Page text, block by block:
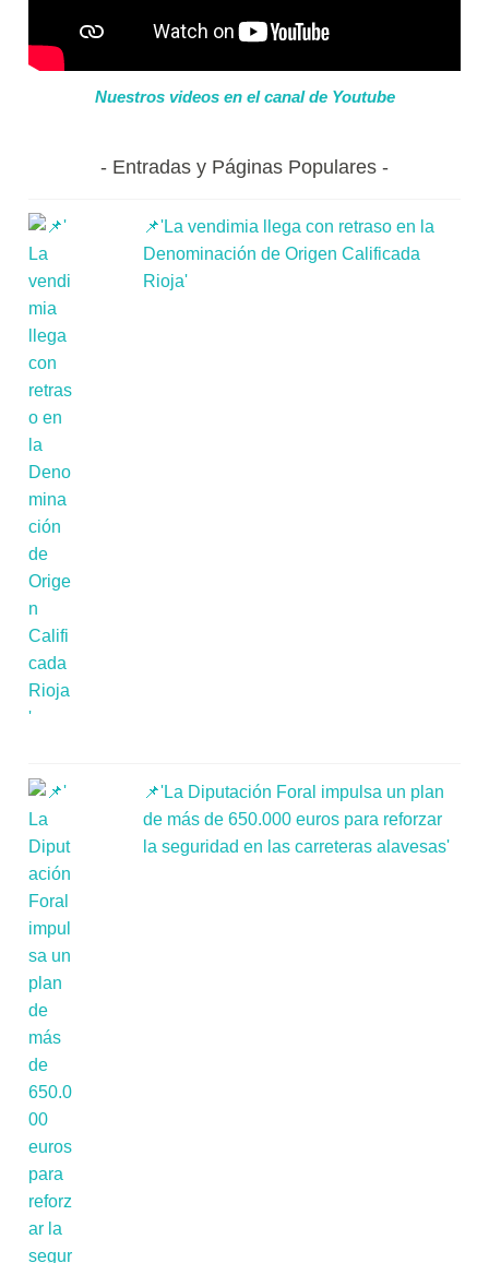
Nuestros videos en el canal de Youtube
Entradas y Páginas Populares
📌'La vendimia llega con retraso en la
Denominación de Origen Calificada
Rioja'
📌'La Diputación Foral impulsa un plan
de más de 650.000 euros para reforzar
la seguridad en las carreteras alavesas'